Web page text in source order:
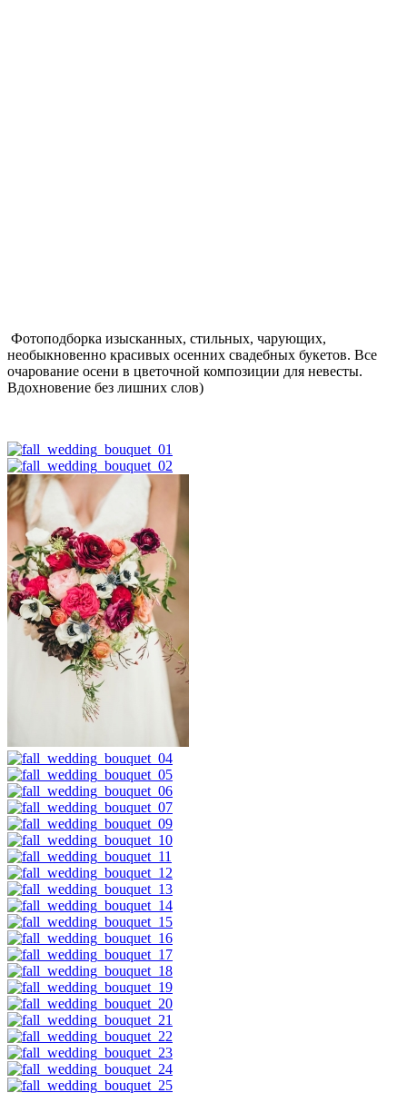
Фотоподборка изысканных, стильных, чарующих,
необыкновенно красивых осенних свадебных букетов. Все
очарование осени в цветочной композиции для невесты.
Вдохновение без лишних слов)